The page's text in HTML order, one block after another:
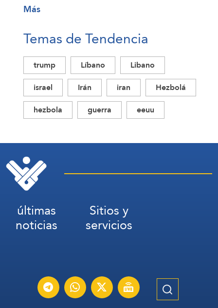
Más
Temas de Tendencia
trump Líbano
Libano
israel
Irán iran
Hezbolá
hezbola
guerra eeuu
últimas
noticias
Sitios y
servicios